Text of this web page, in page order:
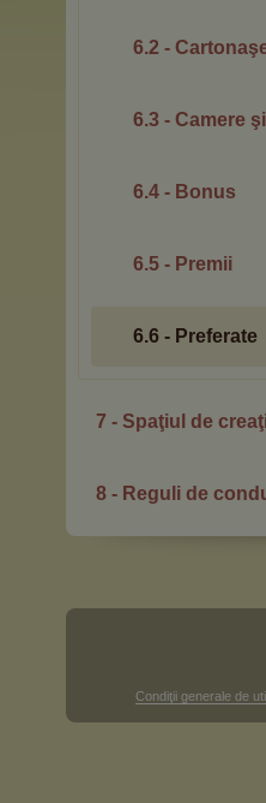
6.2 -
6.3 - Camere
6.4 - Bonus
6.5 - Premii
6.6 - Preferate
7 - Spaţiul de
8 - Reguli de
Condiţii generale de